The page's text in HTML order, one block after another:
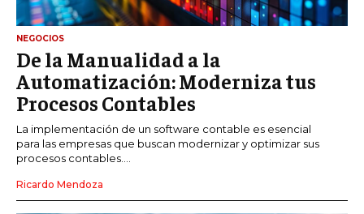
NEGOCIOS
De la Manualidad a la
Automatización: Moderniza tus
Procesos Contables
La implementación de un software contable es esencial
para las empresas que buscan modernizar y optimizar sus
procesos contables....
Ricardo Mendoza